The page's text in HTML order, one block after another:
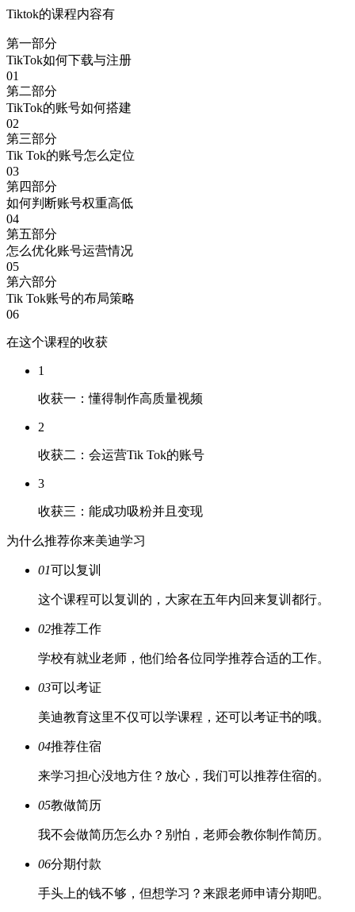
Tiktok的课程内容有
第一部分
TikTok如何下载与注册
01
第二部分
TikTok的账号如何搭建
02
第三部分
Tik Tok的账号怎么定位
03
第四部分
如何判断账号权重高低
04
第五部分
怎么优化账号运营情况
05
第六部分
Tik Tok账号的布局策略
06
在这个课程的收获
1
收获一：懂得制作高质量视频
2
收获二：会运营Tik Tok的账号
3
收获三：能成功吸粉并且变现
为什么推荐你来美迪学习
01可以复训
这个课程可以复训的，大家在五年内回来复训都行。
02推荐工作
学校有就业老师，他们给各位同学推荐合适的工作。
03可以考证
美迪教育这里不仅可以学课程，还可以考证书的哦。
04推荐住宿
来学习担心没地方住？放心，我们可以推荐住宿的。
05教做简历
我不会做简历怎么办？别怕，老师会教你制作简历。
06分期付款
手头上的钱不够，但想学习？来跟老师申请分期吧。